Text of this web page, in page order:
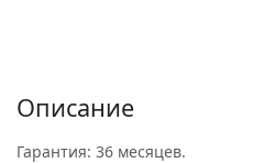
Описание
Гарантия: 36 месяцев.